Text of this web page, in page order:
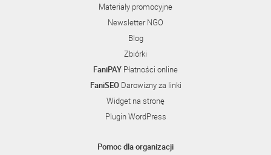
Materiały promocyjne
Newsletter NGO
Blog
Zbiórki
FaniPAY Płatności online
FaniSEODarowizny za linki
Widget na stronę
Plugin WordPress
Pomoc dla organizacji